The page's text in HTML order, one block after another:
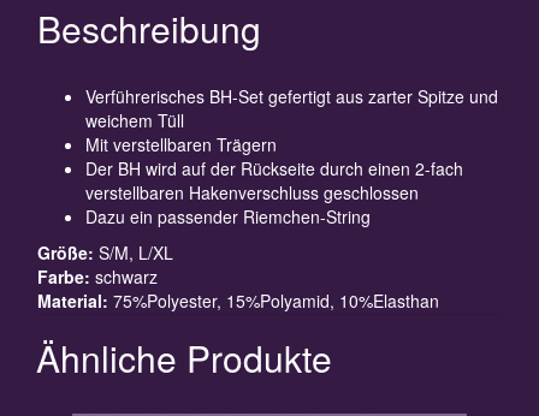
Beschreibung
Verführerisches BH-Set gefertigt aus zarter Spitze und
weichem Tüll
Mit verstellbaren Trägern
Der BH wird auf der Rückseite durch einen 2-fach
verstellbaren Hakenverschluss geschlossen
Dazu ein passender Riemchen-String
Größe: S/M, L/XL
Farbe: schwarz
Material: 75%Polyester, 15%Polyamid, 10%Elasthan
Ähnliche Produkte